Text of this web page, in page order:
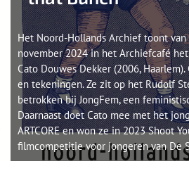
Het Noord-Hollands Archief toont
november 2024 in het Archiefcafé
Cato Douwes Dekker (2006,
en tekeningen. Ze zit op het Rudolf
betrokken bij JongFem, een
Daarnaast doet Cato mee met het
ARTCORE en won ze in 2023 Shoot
filmcompetitie voor jongeren van De